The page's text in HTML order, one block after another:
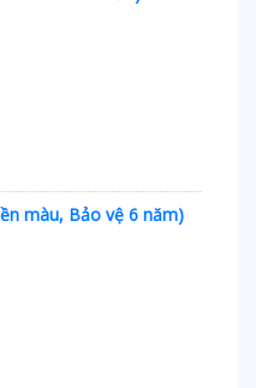
màu, Bảo vệ 6 năm)